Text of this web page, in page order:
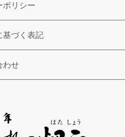
ポリシー
基づく表記
わせ